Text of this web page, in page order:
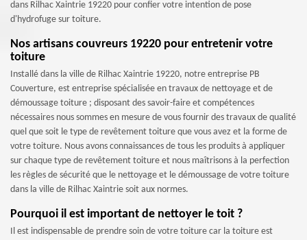
dans Rilhac Xaintrie 19220 pour confier votre intention de pose
d'hydrofuge sur toiture.
Nos artisans couvreurs 19220 pour entretenir votre
toiture
Installé dans la ville de Rilhac Xaintrie 19220, notre entreprise PB
Couverture, est entreprise spécialisée en travaux de nettoyage et de
démoussage toiture ; disposant des savoir-faire et compétences
nécessaires nous sommes en mesure de vous fournir des travaux de qualité
quel que soit le type de revêtement toiture que vous avez et la forme de
votre toiture. Nous avons connaissances de tous les produits à appliquer
sur chaque type de revêtement toiture et nous maîtrisons à la perfection
les règles de sécurité que le nettoyage et le démoussage de votre toiture
dans la ville de Rilhac Xaintrie soit aux normes.
Pourquoi il est important de nettoyer le toit ?
Il est indispensable de prendre soin de votre toiture car la toiture est